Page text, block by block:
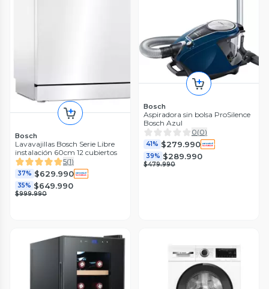
Bosch
Lavavajillas Bosch Serie Libre
instalación 60cm 12 cubiertos
5(1)
37% $629.990
35% $649.990
$999.990
Bosch
Aspiradora sin bolsa ProSilence
Bosch Azul
0(0)
41% $279.990
39% $289.990
$479.990